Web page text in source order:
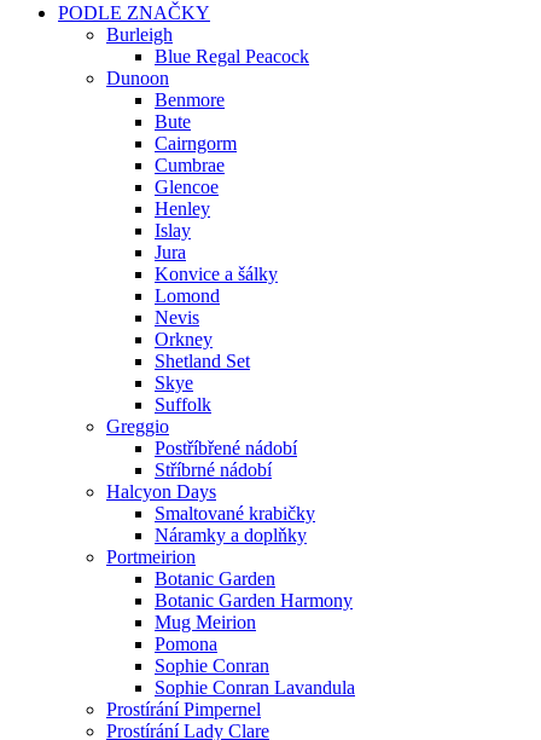
PODLE ZNAČKY
Burleigh
Blue Regal Peacock
Dunoon
Benmore
Bute
Cairngorm
Cumbrae
Glencoe
Henley
Islay
Jura
Konvice a šálky
Lomond
Nevis
Orkney
Shetland Set
Skye
Suffolk
Greggio
Postříbřené nádobí
Stříbrné nádobí
Halcyon Days
Smaltované krabičky
Náramky a doplňky
Portmeirion
Botanic Garden
Botanic Garden Harmony
Mug Meirion
Pomona
Sophie Conran
Sophie Conran Lavandula
Prostírání Pimpernel
Prostírání Lady Clare